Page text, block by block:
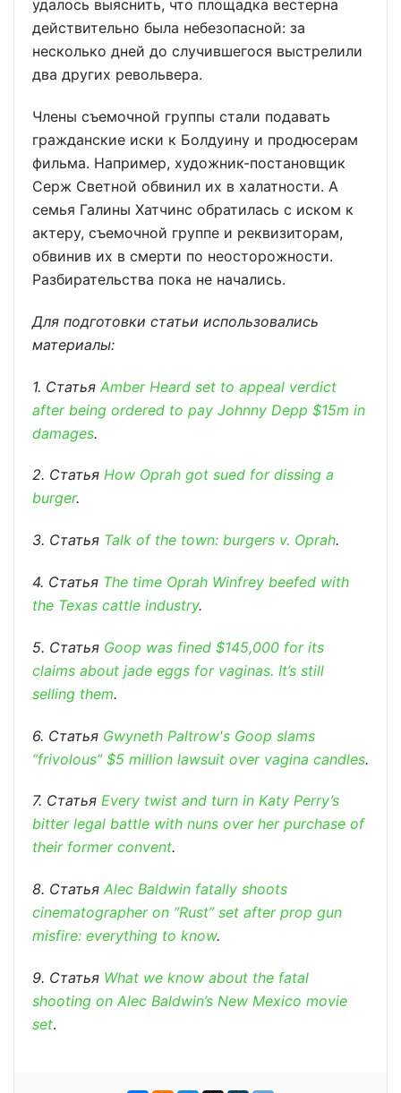
удалось выяснить, что площадка вестерна
действительно была небезопасной: за
несколько дней до случившегося выстрелили
два других револьвера.
Члены съемочной группы стали подавать
гражданские иски к Болдуину и продюсерам
фильма. Например, художник-постановщик
Серж Светной обвинил их в халатности. А
семья Галины Хатчинс обратилась с иском к
актеру, съемочной группе и реквизиторам,
обвинив их в смерти по неосторожности.
Разбирательства пока не начались.
Для подготовки статьи использовались
материалы:
1. Статья Amber Heard set to appeal verdict
after being ordered to pay Johnny Depp $15m in
damages.
2. Статья How Oprah got sued for dissing a
burger.
3. Статья Talk of the town: burgers v. Oprah.
4. Статья The time Oprah Winfrey beefed with
the Texas cattle industry.
5. Статья Goop was fined $145,000 for its
claims about jade eggs for vaginas. It’s still
selling them.
6. Статья Gwyneth Paltrow's Goop slams
”frivolous” $5 million lawsuit over vagina candles.
7. Статья Every twist and turn in Katy Perry’s
bitter legal battle with nuns over her purchase of
their former convent.
8. Статья Alec Baldwin fatally shoots
cinematographer on ”Rust” set after prop gun
misfire: everything to know.
9. Статья What we know about the fatal
shooting on Alec Baldwin’s New Mexico movie
set.